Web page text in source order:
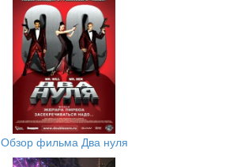
Обзор фильма Два нуля